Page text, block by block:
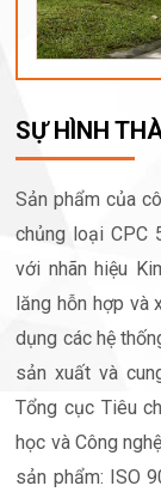
SỰ HÌNH
Sản phẩm của
chủng loại CPC
với nhãn hiệu
lăng hỗn hợp và
dụng các hệ
sản xuất và
Tổng cục Tiêu
học và Công
sản phẩm: ISO